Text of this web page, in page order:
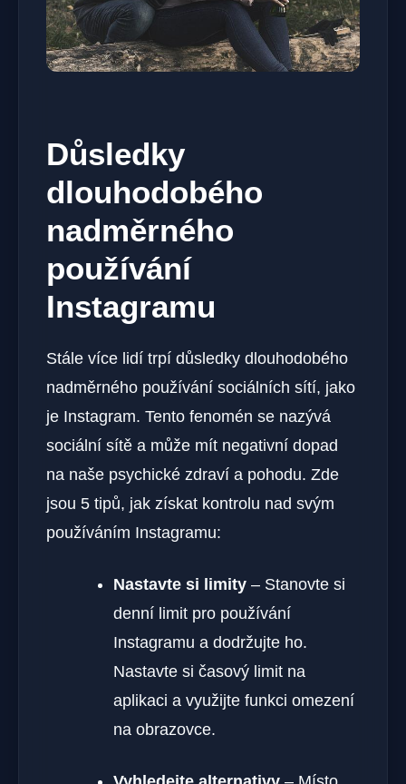
Důsledky
dlouhodobého
nadměrného
používání
Instagramu
Stále více lidí trpí důsledky dlouhodobého
nadměrného používání sociálních sítí, jako
je Instagram. Tento fenomén se nazývá
sociální sítě a může mít negativní dopad
na naše psychické zdraví a pohodu. Zde
jsou 5 tipů, jak získat kontrolu nad svým
používáním Instagramu:
Nastavte si limity – Stanovte si
denní limit pro používání
Instagramu a dodržujte ho.
Nastavte si časový limit na
aplikaci a využijte funkci omezení
na obrazovce.